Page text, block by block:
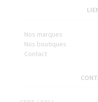
Nos marques
Nos boutiques
Contact